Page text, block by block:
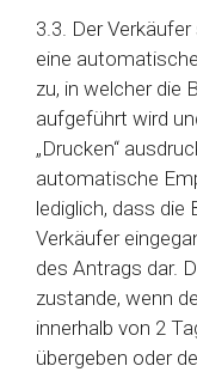
3.3. Der
eine
zu, in welcher die
aufgeführt wird
„Drucken“
automatische
lediglich, dass die
Verkäufer
des Antrags dar.
zustande, wenn
innerhalb von 2
übergeben oder